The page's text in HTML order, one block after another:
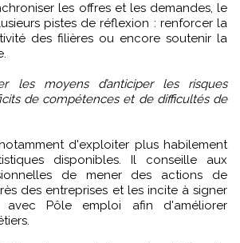
les offres et les demandes, le
pistes de réflexion : renforcer la
des filières ou encore soutenir la
les moyens d’anticiper les risques
de compétences et de difficultés de
d'exploiter plus habilement
disponibles. Il conseille aux
de mener des actions de
des entreprises et les incite à signer
avec Pôle emploi afin d'améliorer